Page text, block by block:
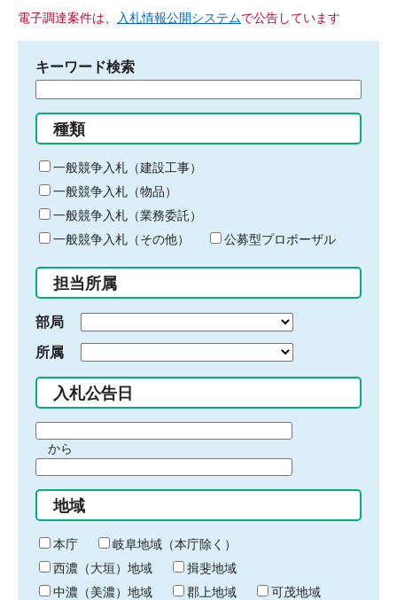
電子調達案件は、 入札情報公開システムで公告しています
キーワード検索
る
キ
ー
ワ
ー
ド
入
力
種類
一般競争入札（建設工事）
一般競争入札（物品）
一般競争入札（業務委託）
一般競争入札（その他）
公募型プロポーザル
担当所属
部局
所属
入札公告日
間
始
り
から
間
終
わ
り
地域
本庁
岐阜地域（本庁除く）
西濃（大垣）地域
揖斐地域
中濃（美濃）地域
郡上地域
可茂地域